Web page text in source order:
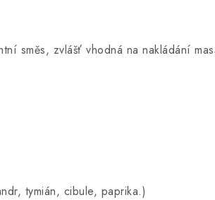
směs, zvlášť vhodná na nakládání
tymián, cibule, paprika.)